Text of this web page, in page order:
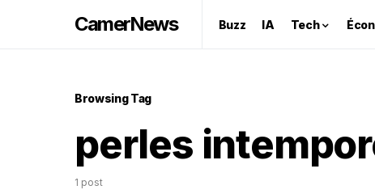
CamerNews Buzz IA Tech
Browsing Tag
perles
1 post